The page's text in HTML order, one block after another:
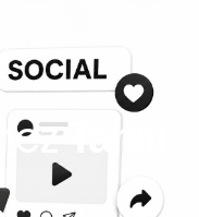
Tahiti